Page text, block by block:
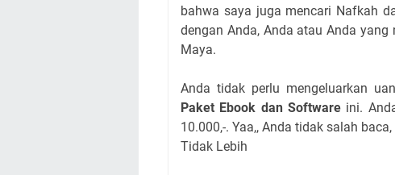
bahwa saya juga mencari Nafkah
dengan Anda, Anda atau Anda
Maya.
Anda tidak perlu mengeluarkan
Paket Ebook dan Softwareini.
10.000,-. Yaa,, Anda tidak salah
Tidak Lebih